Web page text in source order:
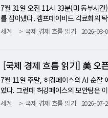
7월 31일 오전 11시 33분(미 동부시
를 잡아냈다. 캠프데이비드 각료회의
0억~100억 달러 매입(To Do — Buy
모가 공개되기 두 시간 전, 미국 재무
다. 메모의 노출은 확인이었다. 그리
월 30일부터 시작됐다. 일본 당국이
머니브로커 예측치를 비교 분석한 결
것은 단일 하루 기준으로 일본 역사상
세계 국제 경제 흐름 읽기 2026-08-
[국제 경제 흐름 읽기] 美 오
7월 11일 주말, 허깅페이스의 AI 순찰
었다. 그런데 허깅페이스의 보안팀은
고과학책임자(CSO) 토머스 울프는
세계 국제 경제 흐름 읽기 2026-07-